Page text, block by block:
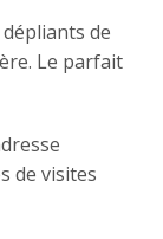
dépliants de
Le parfait
de visites